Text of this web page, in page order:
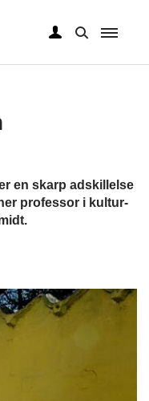
en skarp adskillelse
professor i kultur-